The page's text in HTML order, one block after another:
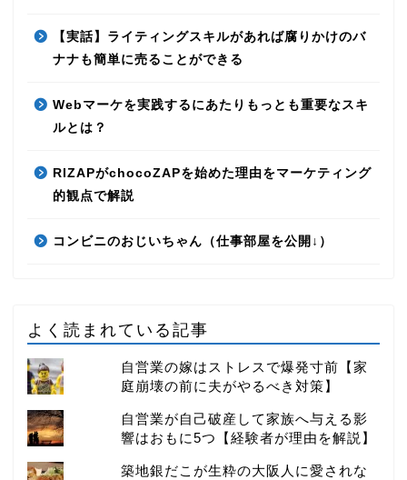
【実話】ライティングスキルがあれば腐りかけのバ
ナナも簡単に売ることができる
Webマーケを実践するにあたりもっとも重要なスキ
ルとは？
RIZAPがchocoZAPを始めた理由をマーケティング
的観点で解説
コンビニのおじいちゃん（仕事部屋を公開↓）
よく読まれている記事
自営業の嫁はストレスで爆発寸前【家
庭崩壊の前に夫がやるべき対策】
自営業が自己破産して家族へ与える影
響はおもに5つ【経験者が理由を解説】
築地銀だこが生粋の大阪人に愛されな